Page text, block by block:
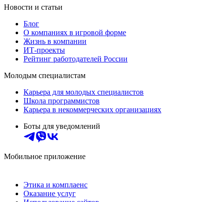
Новости и статьи
Блог
О компаниях в игровой форме
Жизнь в компании
ИТ-проекты
Рейтинг работодателей России
Молодым специалистам
Карьера для молодых специалистов
Школа программистов
Карьера в некоммерческих организациях
Боты для уведомлений
Мобильное приложение
Этика и комплаенс
Оказание услуг